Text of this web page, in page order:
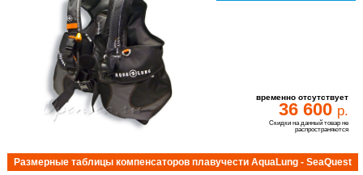
временно отсутствует
36 600 р.
Скидки на данный товар не
распространяются
Размерные таблицы компенсаторов плавучести AquaLung - SeaQuest